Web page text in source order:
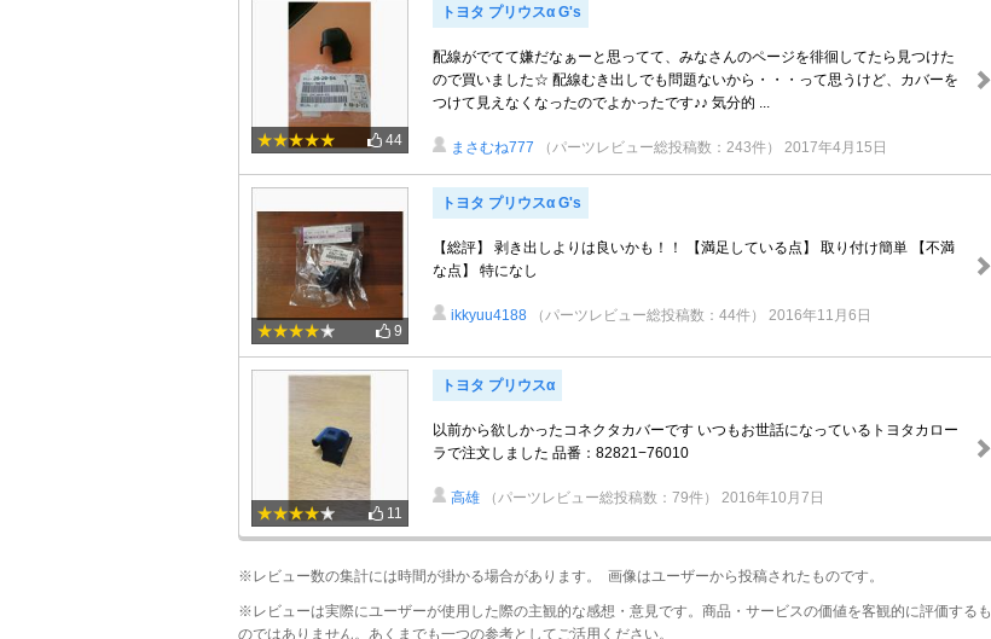
44
トヨタ プリウスα G's
配線がでてて嫌だなぁーと思ってて、みなさんのページを徘徊してたら見つけた
ので買いました☆ 配線むき出しでも問題ないから・・・って思うけど、カバーを
つけて見えなくなったのでよかったです♪♪ 気分的 ...
まさむね777 （パーツレビュー総投稿数：243件） 2017年4月15日
9
トヨタ プリウスα G's
【総評】 剥き出しよりは良いかも！！ 【満足している点】 取り付け簡単 【不満
な点】 特になし
ikkyuu4188 （パーツレビュー総投稿数：44件） 2016年11月6日
11
トヨタ プリウスα
以前から欲しかったコネクタカバーです いつもお世話になっているトヨタカロー
ラで注文しました 品番：82821−76010
高雄 （パーツレビュー総投稿数：79件） 2016年10月7日
※レビュー数の集計には時間が掛かる場合があります。 画像はユーザーから投稿されたものです。
※レビューは実際にユーザーが使用した際の主観的な感想・意見です。商品・サービスの価値を客観的に評価するも
のではありません。あくまでも一つの参考としてご活用ください。